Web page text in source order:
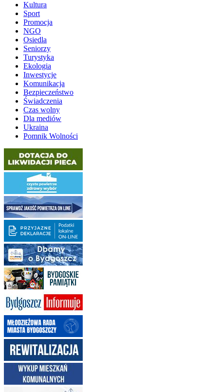
Kultura
Sport
Promocja
NGO
Osiedla
Seniorzy
Turystyka
Ekologia
Inwestycje
Komunikacja
Bezpieczeństwo
Świadczenia
Czas wolny
Dla mediów
Ukraina
Pomnik Wolności